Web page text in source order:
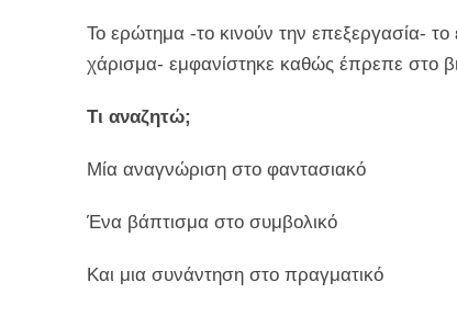
Το ερώτημα -το κινούν την επεξεργασία-
χάρισμα- εμφανίστηκε καθώς έπρεπε στο
Τι αναζητώ;
Μία αναγνώριση στο φαντασιακό
Ένα βάπτισμα στο συμβολικό
Και μια συνάντηση στο πραγματικό